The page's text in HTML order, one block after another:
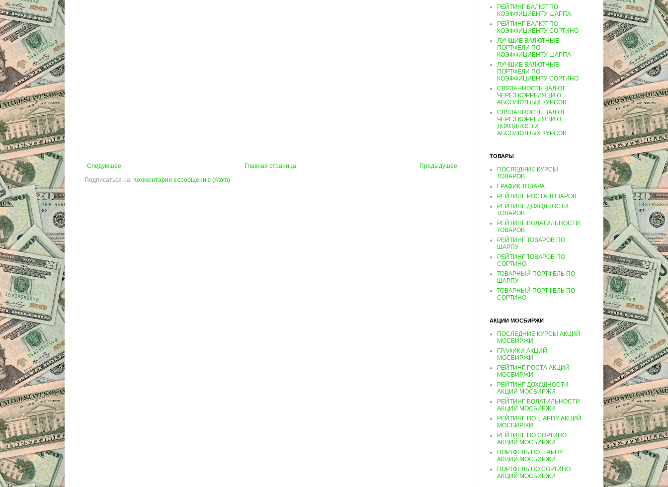
Следующее Предыдущее
Главная страница
Подписаться на: Комментарии к сообщению (Atom)
РЕЙТИНГ ВАЛЮТ ПО
КОЭФФИЦИЕНТУ ШАРПА
РЕЙТИНГ ВАЛЮТ ПО
КОЭФФИЦИЕНТУ СОРТИНО
ЛУЧШИЕ ВАЛЮТНЫЕ
ПОРТФЕЛИ ПО
КОЭФФИЦИЕНТУ ШАРПА
ЛУЧШИЕ ВАЛЮТНЫЕ
ПОРТФЕЛИ ПО
КОЭФФИЦИЕНТУ СОРТИНО
СВЯЗАННОСТЬ ВАЛЮТ
ЧЕРЕЗ КОРРЕЛЯЦИЮ
АБСОЛЮТНЫХ КУРСОВ
СВЯЗАННОСТЬ ВАЛЮТ
ЧЕРЕЗ КОРРЕЛЯЦИЮ
ДОХОДНОСТИ
АБСОЛЮТНЫХ КУРСОВ
ТОВАРЫ
ПОСЛЕДНИЕ КУРСЫ
ТОВАРОВ
ГРАФИК ТОВАРА
РЕЙТИНГ РОСТА ТОВАРОВ
РЕЙТИНГ ДОХОДНОСТИ
ТОВАРОВ
РЕЙТИНГ ВОЛАТИЛЬНОСТИ
ТОВАРОВ
РЕЙТИНГ ТОВАРОВ ПО
ШАРПУ
РЕЙТИНГ ТОВАРОВ ПО
СОРТИНО
ТОВАРНЫЙ ПОРТФЕЛЬ ПО
ШАРПУ
ТОВАРНЫЙ ПОРТФЕЛЬ ПО
СОРТИНО
АКЦИИ МОСБИРЖИ
ПОСЛЕДНИЕ КУРСЫ АКЦИЙ
МОСБИРЖИ
ГРАФИКИ АКЦИЙ
МОСБИРЖИ
РЕЙТИНГ РОСТА АКЦИЙ
МОСБИРЖИ
РЕЙТИНГ ДОХОДНОСТИ
АКЦИЙ МОСБИРЖИ
РЕЙТИНГ ВОЛАТИЛЬНОСТИ
АКЦИЙ МОСБИРЖИ
РЕЙТИНГ ПО ШАРПУ АКЦИЙ
МОСБИРЖИ
РЕЙТИНГ ПО СОРТИНО
АКЦИЙ МОСБИРЖИ
ПОРТФЕЛЬ ПО ШАРПУ
АКЦИЙ МОСБИРЖИ
ПОРТФЕЛЬ ПО СОРТИНО
АКЦИЙ МОСБИРЖИ